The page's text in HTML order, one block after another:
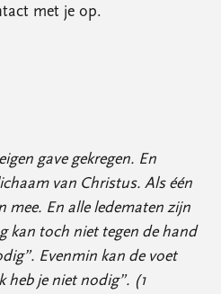
met je op.
gave gekregen. En
van Christus. Als één
mee. En alle ledematen zijn
kan toch niet tegen de hand
Evenmin kan de voet
heb je niet nodig”. (1